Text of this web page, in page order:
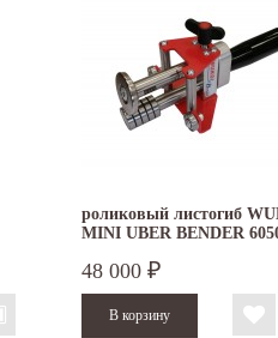
роликовый листогиб
MINI UBER BENDER
48 000 ₽